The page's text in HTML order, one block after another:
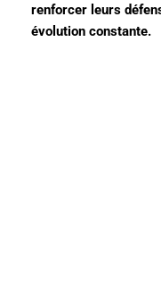
renforcer leurs
évolution constante.